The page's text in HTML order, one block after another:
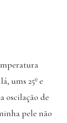
ums 25º e
oscilação de
pele não